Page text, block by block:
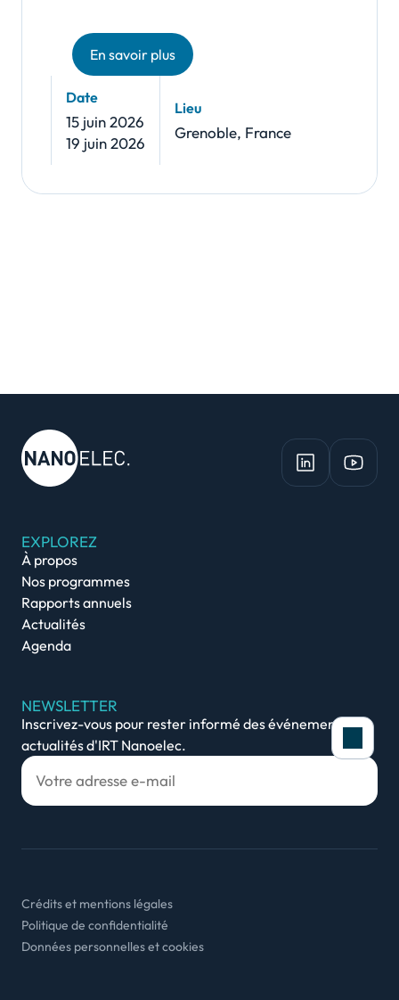
En savoir plus
Date
15 juin 2026
19 juin 2026
Lieu
Grenoble, France
EXPLOREZ
À propos
Nos programmes
Rapports annuels
Actualités
Agenda
NEWSLETTER
Inscrivez-vous pour rester informé des événements et
actualités d'IRT Nanoelec.
Crédits et mentions légales
Politique de confidentialité
Données personnelles et cookies
Politique de cookies